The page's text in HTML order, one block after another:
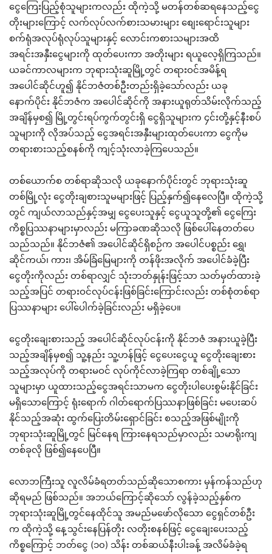
ငွေကြေးပြည့်စုံသူများကလည်း ထိုကဲ့သို့ မတန်တစ်ဆရနေသည့်ငွေ
တိုးများကြောင့် လက်လုပ်လက်စားသမားများ စျေးရောင်းသူများ
စက်ရုံအလုပ်ရုံလုပ်သူများနှင့် လောင်းကစားသများအထိ
အရင်းအနှီးငွေများကို ထုတ်ပေးကာ အတိုးများ ရယူလေ့ရှိကြသည်။
ယခင်ကာလများက ဘုရားသုံးဆူမြို့တွင် တရားဝင်အမိန့်ရ
အပေါင်ဆိုင်ဟူ၍ နိုင်ဘဇံတစ်ဦးတည်းရှိခဲ့သော်လည်း ယခု
နောက်ပိုင်း နိုင်ဘဇံက အပေါင်ဆိုင်ကို အနားယူရုတ်သိမ်းလိုက်သည့်
အချိန်မှစ၍ မြို့တွင်းရပ်ကွက်တွင်းရှိ ငွေရှိသူများက ၄င်းတို့နှင့်နီးစပ်
သူများကို လိုအပ်သည့် ငွေအရင်းအနှီးများထုတ်ပေးကာ ငွေကိုမ
တရားစားသည့်စနစ်ကို ကျင့်သုံးလာခဲ့ကြပေသည်။
တစ်ယောက်စ တစ်ရာဆိုသလို ယခုနောက်ပိုင်းတွင် ဘုရားသုံးဆူ
တစ်မြို့လုံး ငွေတိုးချစားသူမများဖြင့် ပြည့်နှက်၍နေလေပြီ။ ထိုကဲ့သို့
တွင် ကျယ်လာသည်နှင့်အမျှ ငွေပေးသူနှင့် ငွေယူသူတို့၏ ငွေကြေး
ကိစ္စပြဿနာများမှာလည်း မကြာခဏဆိုသလို ဖြစ်ပေါ်နေတတ်ပေ
သည်သည်။ နိုင်ဘဇံ၏ အပေါင်ဆိုင်ရှိစဉ်က အပေါင်ပစ္စည်း ရွှေ၊
ဆိုင်ကယ်၊ ကား၊ အိမ်ခြံမြေများကို တန်ဖိုးအလိုက် အပေါင်ခံခဲ့ပြီး
ငွေတိုးကိုလည်း တစ်ရာလျှင် သုံးဘတ်နှုန်းဖြင့်သာ သတ်မှတ်ထားခဲ့
သည့်အပြင် တရားဝင်လုပ်ငန်းဖြစ်ခြင်းကြောင်းလည်း တစ်စုံတစ်ရာ
ပြဿနာများ ပေါ်ပေါက်ခဲ့ခြင်းလည်း မရှိခဲ့ပေ။
ငွေတိုးချေးစားသည့် အပေါင်ဆိုင်လုပ်ငန်းကို နိုင်ဘဇံ အနားယူခဲ့ပြီး
သည့်အချိန်မှစ၍ သူ့နည်း သူ့ဟန်ဖြင့် ငွေပေးငွေယူ ငွေတိုးချေးစား
သည့်အလုပ်ကို တရားမဝင် လုပ်ကိုင်လာခဲ့ကြရာ တစ်ချို့သော
သူများမှာ ယူထားသည့်ငွေအရင်းသာမက ငွေတိုးပါပေးစွမ်းနိုင်ခြင်း
မရှိသောကြောင့် ရုံးရောက် ဂါတ်ရောက်ပြဿနာဖြစ်ခြင်း မပေးဆပ်
နိုင်သည့်အဆုံး ထွက်ပြေးတိမ်းရှောင်ခြင်း စသည့်အဖြစ်မျိုးကို
ဘုရားသုံးဆူမြို့တွင် မြင်နေရ ကြားနေရသည်မှာလည်း သမာရိုးကျ
တစ်ခုလို ဖြစ်၍နေပေပြီ။
လောဘကြီးသူ လူလိမ်ခံရတတ်သည်ဆိုသောစကား မှန်ကန်သည်ဟု
ဆိုရမည် ဖြစ်သည်။ အဘယ်ကြောင့်ဆိုသော် လွန်ခဲ့သည့်နှစ်က
ဘုရားသုံးဆူမြို့တွင်နေထိုင်သူ အမည်မဖော်လိုသော ငွေရှင်တစ်ဦး
က ထိုကဲ့သို့ နေ့သွင်းနေပြန်တိုး လတိုးစနစ်ဖြင့် ငွေချေးပေးသည့်
ကိစ္စကြောင့် ဘတ်ငွေ (၁၀) သိန်း တစ်ဆယ်နီးပါးခန့် အလိမ်ခံခဲ့ရ